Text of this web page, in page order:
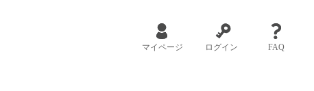
マイページ ログイン FAQ